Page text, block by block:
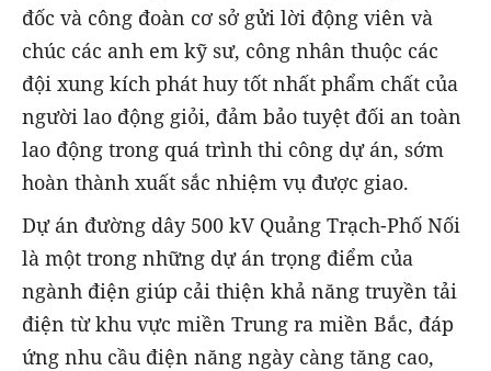
đốc và công đoàn cơ sở gửi lời động viên và
chúc các anh em kỹ sư, công nhân thuộc các
đội xung kích phát huy tốt nhất phẩm chất của
người lao động giỏi, đảm bảo tuyệt đối an toàn
lao động trong quá trình thi công dự án, sớm
hoàn thành xuất sắc nhiệm vụ được giao.
Dự án đường dây 500 kV Quảng Trạch-Phố Nối
là một trong những dự án trọng điểm của
ngành điện giúp cải thiện khả năng truyền tải
điện từ khu vực miền Trung ra miền Bắc, đáp
ứng nhu cầu điện năng ngày càng tăng cao,